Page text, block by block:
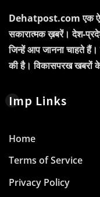
Dehatpost.com एक
सकारात्मक ख़बरें। देश-
जिन्हें आप जानना चाहते
की है। विकासपरख खबरों
Imp Links
Home
Terms of Service
Privacy Policy